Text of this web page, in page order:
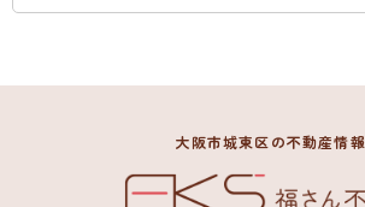
大阪市城東区の不動産情報